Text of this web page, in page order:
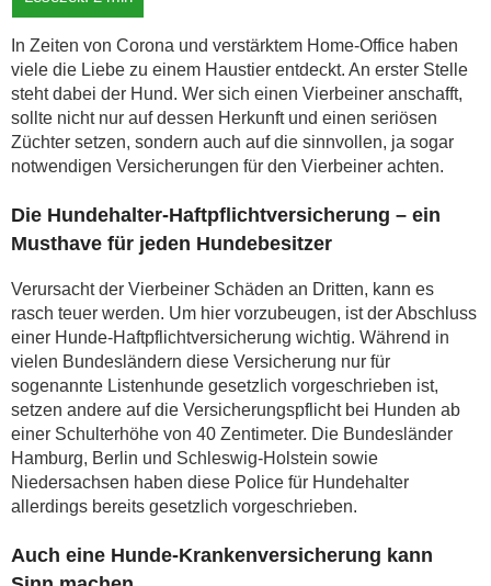
In Zeiten von Corona und verstärktem Home-Office haben
viele die Liebe zu einem Haustier entdeckt. An erster Stelle
steht dabei der Hund. Wer sich einen Vierbeiner anschafft,
sollte nicht nur auf dessen Herkunft und einen seriösen
Züchter setzen, sondern auch auf die sinnvollen, ja sogar
notwendigen Versicherungen für den Vierbeiner achten.
Die Hundehalter-Haftpflichtversicherung – ein
Musthave für jeden Hundebesitzer
Verursacht der Vierbeiner Schäden an Dritten, kann es
rasch teuer werden. Um hier vorzubeugen, ist der Abschluss
einer Hunde-Haftpflichtversicherung wichtig. Während in
vielen Bundesländern diese Versicherung nur für
sogenannte Listenhunde gesetzlich vorgeschrieben ist,
setzen andere auf die Versicherungspflicht bei Hunden ab
einer Schulterhöhe von 40 Zentimeter. Die Bundesländer
Hamburg, Berlin und Schleswig-Holstein sowie
Niedersachsen haben diese Police für Hundehalter
allerdings bereits gesetzlich vorgeschrieben.
Auch eine Hunde-Krankenversicherung kann